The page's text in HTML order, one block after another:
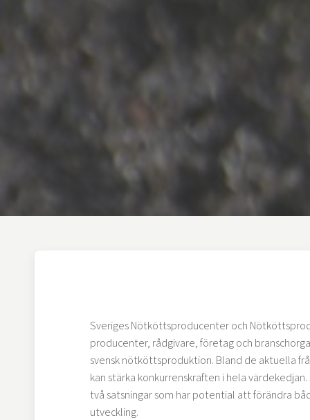
Sveriges Nötköttsproducenter och
producenter, rådgivare, företag och
svensk nötköttsproduktion. Bland de aktuella
kan stärka konkurrenskraften i hela
två satsningar som har potential att förändra
utveckling.